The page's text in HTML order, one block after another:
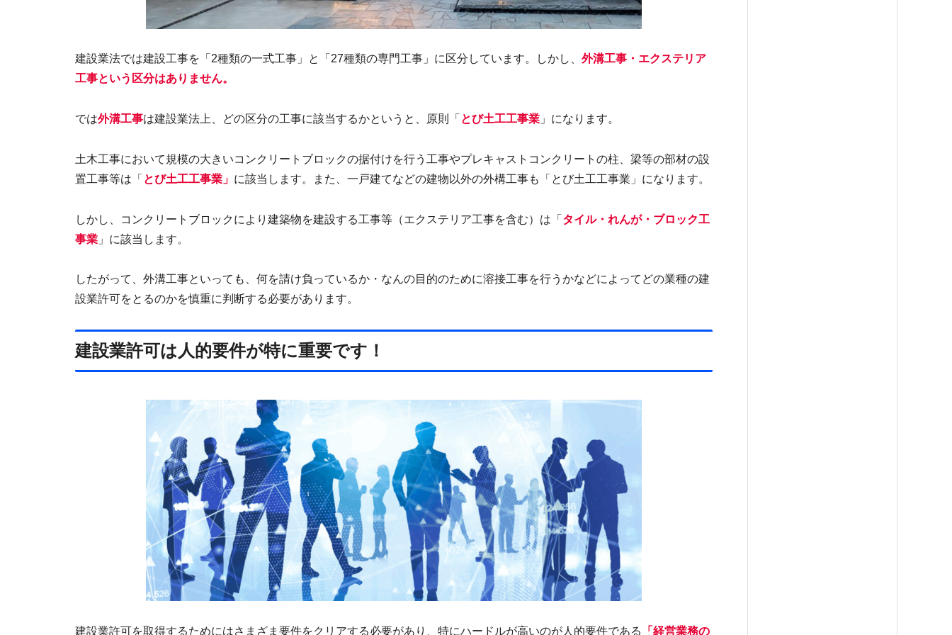
建設業法では建設工事を「2種類の一式工事」と「27種類の専門工事」に区分しています。しかし、 外溝工事・エクステリア
工事という区分はありません。
では外溝工事は建設業法上、どの区分の工事に該当するかというと、原則「 とび土工工事業 」になります。
土木工事において規模の大きいコンクリートブロックの据付けを行う工事やプレキャストコンクリートの柱、梁等の部材の設
置工事等は「 とび土工工事業」 に該当します。また、一戸建てなどの建物以外の外構工事も「とび土工工事業」になります。
しかし、コンクリートブロックにより建築物を建設する工事等（エクステリア工事を含む）は「 タイル・れんが・ブロック工
事業 」に該当します。
したがって、外溝工事といっても、何を請け負っているか・なんの目的のために溶接工事を行うかなどによってどの業種の建
設業許可をとるのかを慎重に判断する必要があります。
建設業許可は人的要件が特に重要です！
建設業許可を取得するためにはさまざま要件をクリアする必要があり、特にハードルが高いのが人的要件である 「経営業務の